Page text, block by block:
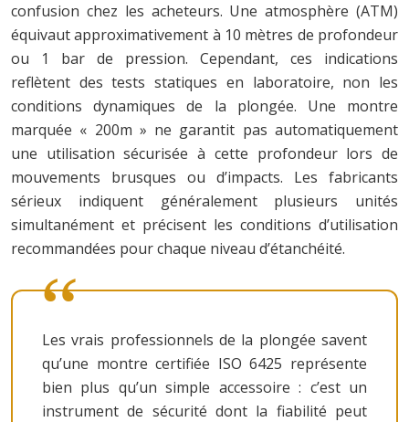
confusion chez les acheteurs. Une atmosphère (ATM)
équivaut approximativement à 10 mètres de profondeur
ou 1 bar de pression. Cependant, ces indications
reflètent des tests statiques en laboratoire, non les
conditions dynamiques de la plongée. Une montre
marquée « 200m » ne garantit pas automatiquement
une utilisation sécurisée à cette profondeur lors de
mouvements brusques ou d’impacts. Les fabricants
sérieux indiquent généralement plusieurs unités
simultanément et précisent les conditions d’utilisation
recommandées pour chaque niveau d’étanchéité.
Les vrais professionnels de la plongée savent
qu’une montre certifiée ISO 6425 représente
bien plus qu’un simple accessoire : c’est un
instrument de sécurité dont la fiabilité peut